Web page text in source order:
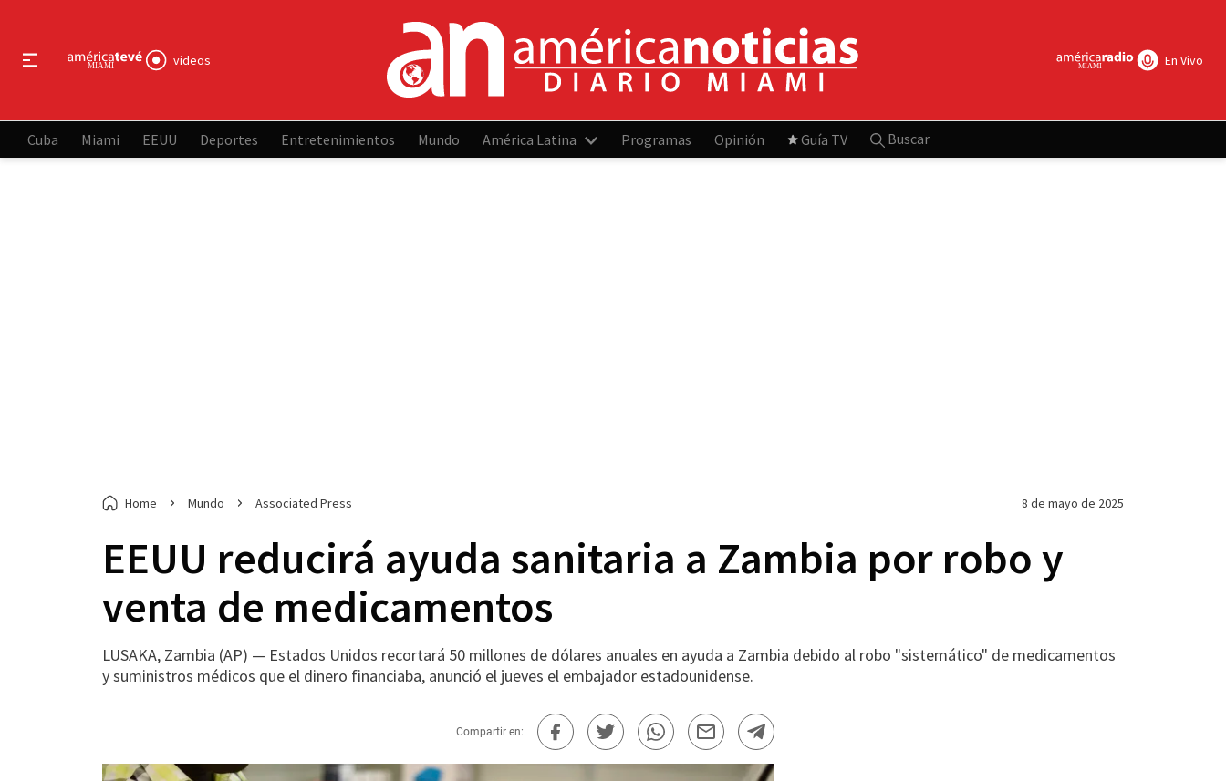
videos En Vivo
Cuba Miami EEUU Deportes Entretenimientos Mundo América Latina Programas Opinión Guía TV Buscar
Home Mundo Associated Press 8 de mayo de 2025
EEUU reducirá ayuda sanitaria a Zambia por robo y
venta de medicamentos
LUSAKA, Zambia (AP) — Estados Unidos recortará 50 millones de dólares anuales en ayuda a Zambia debido al robo "sistemático" de medicamentos
y suministros médicos que el dinero financiaba, anunció el jueves el embajador estadounidense.
Compartir en: